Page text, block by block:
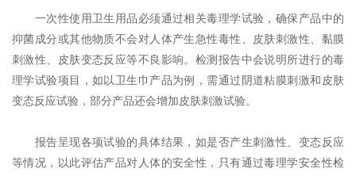
一次性使用卫生用品必须通过相关毒理学试验，确保产品中的
抑菌成分或其他物质不会对人体产生急性毒性、皮肤刺激性、黏膜
刺激性、皮肤变态反应等不良影响。检测报告中会说明所进行的毒
理学试验项目，如以卫生巾产品为例，需通过阴道粘膜刺激和皮肤
变态反应试验，部分产品还会增加皮肤刺激试验。
报告呈现各项试验的具体结果，如是否产生刺激性、变态反应
等情况，以此评估产品对人体的安全性，只有通过毒理学安全性检